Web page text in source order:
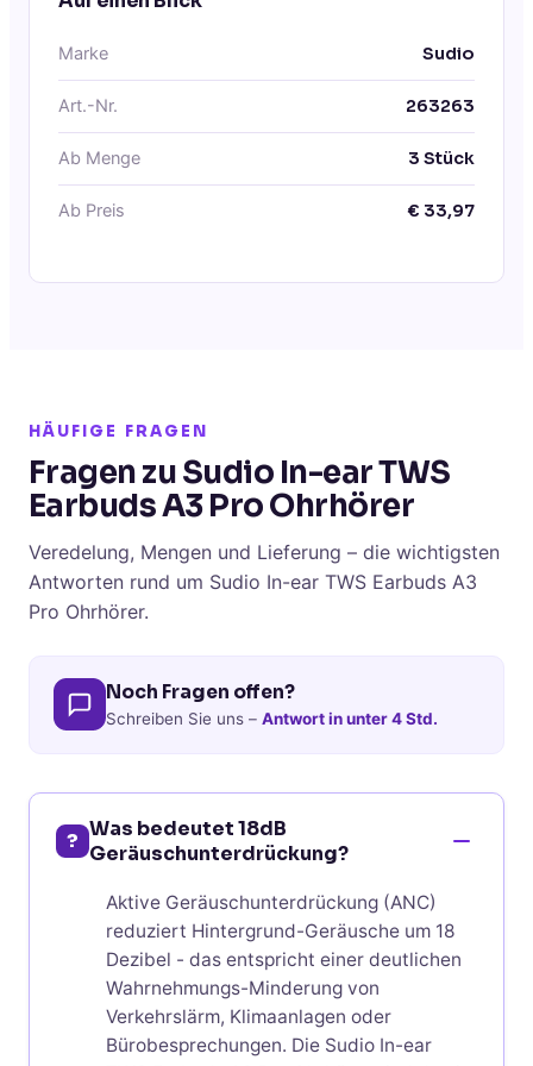
Marke Sudio
Art.-Nr. 263263
Ab Menge 3 Stück
Ab Preis € 33,97
HÄUFIGE FRAGEN
Fragen zu Sudio In-ear TWS
Earbuds A3 Pro Ohrhörer
Veredelung, Mengen und Lieferung – die wichtigsten
Antworten rund um Sudio In-ear TWS Earbuds A3
Pro Ohrhörer.
Noch Fragen offen?
Schreiben Sie uns – Antwort in unter 4 Std.
? Was bedeutet 18dB
Geräuschunterdrückung?
Aktive Geräuschunterdrückung (ANC)
reduziert Hintergrund-Geräusche um 18
Dezibel - das entspricht einer deutlichen
Wahrnehmungs-Minderung von
Verkehrslärm, Klimaanlagen oder
Bürobesprechungen. Die Sudio In-ear